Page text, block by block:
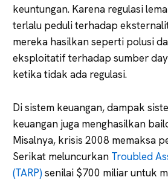
keuntungan. Karena regulasi
terlalu peduli terhadap
mereka hasilkan seperti polusi
eksploitatif terhadap sumber
ketika tidak ada regulasi.
Di sistem keuangan, dampak
keuangan juga menghasilkan
Misalnya, krisis 2008 memaksa
Serikat meluncurkan Troubled
(TARP)senilai $700 miliar untuk